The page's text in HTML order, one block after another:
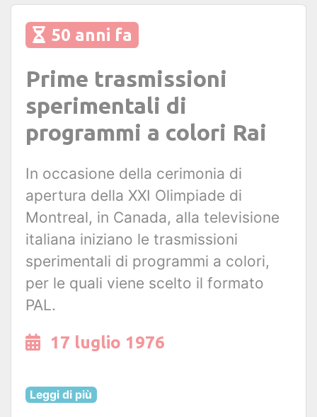
50 anni fa
Prime trasmissioni
sperimentali di
programmi a colori Rai
In occasione della cerimonia di
apertura della XXI Olimpiade di
Montreal, in Canada, alla televisione
italiana iniziano le trasmissioni
sperimentali di programmi a colori,
per le quali viene scelto il formato
PAL.
17 luglio 1976
Leggi di più